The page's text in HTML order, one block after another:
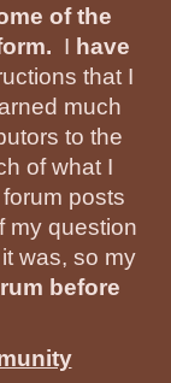
of the
I have
that I
much
to the
of what I
posts
my question
was, so my
before